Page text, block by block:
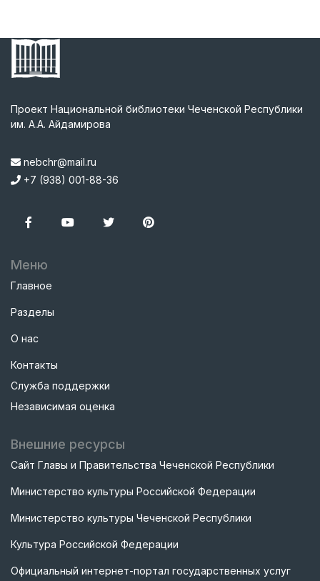
Проект Национальной библиотеки Чеченской Республики
им. А.А. Айдамирова
nebchr@mail.ru
+7 (938) 001-88-36
Меню
Главное
Разделы
О нас
Контакты
Служба поддержки
Независимая оценка
Внешние ресурсы
Сайт Главы и Правительства Чеченской Республики
Министерство культуры Российской Федерации
Министерство культуры Чеченской Республики
Культура Российской Федерации
Официальный интернет-портал государственных услуг